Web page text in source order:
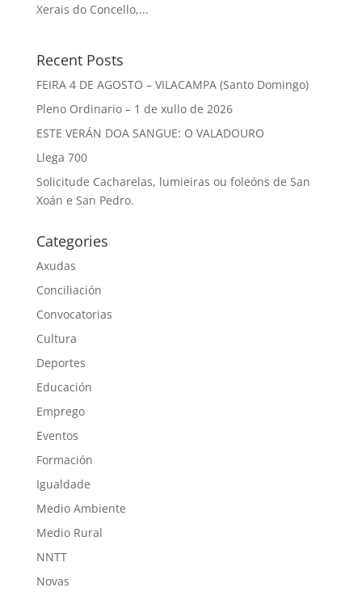
Xerais do Concello,...
Recent Posts
FEIRA 4 DE AGOSTO – VILACAMPA (Santo Domingo)
Pleno Ordinario – 1 de xullo de 2026
ESTE VERÁN DOA SANGUE: O VALADOURO
Llega 700
Solicitude Cacharelas, lumieiras ou foleóns de San
Xoán e San Pedro.
Categories
Axudas
Conciliación
Convocatorias
Cultura
Deportes
Educación
Emprego
Eventos
Formación
Igualdade
Medio Ambiente
Medio Rural
NNTT
Novas